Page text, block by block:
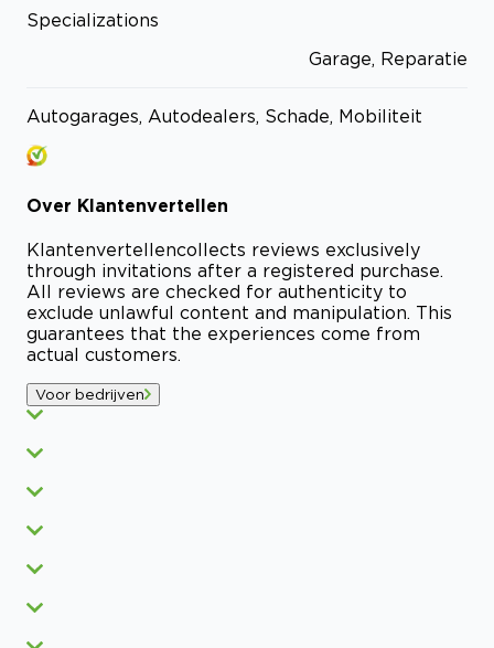
Specializations
Garage, Reparatie
Autogarages, Autodealers, Schade, Mobiliteit
Over Klantenvertellen
Klantenvertellencollects reviews exclusively
through invitations after a registered purchase.
All reviews are checked for authenticity to
exclude unlawful content and manipulation. This
guarantees that the experiences come from
actual customers.
Voor bedrijven